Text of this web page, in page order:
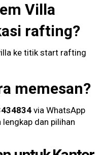
Villa
rafting?
ke titik start rafting
memesan?
via WhatsApp
dan pilihan